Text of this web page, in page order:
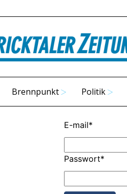
Brennpunkt Politik
E-mail*
Passwort*